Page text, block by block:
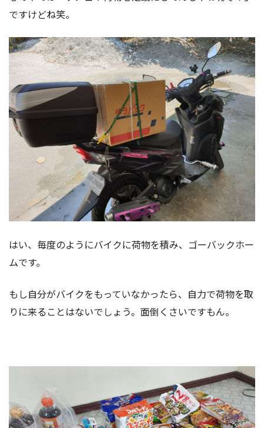
ですけどね笑。
はい、毎度のようにバイクに荷物を積み、ゴーバックホー
ムです。
もし自分がバイクをもっていなかったら、自力で荷物を取
りに来ることはないでしょう。面倒くさいですもん。